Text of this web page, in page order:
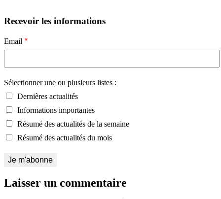
Recevoir les informations
Email *
Sélectionner une ou plusieurs listes :
Dernières actualités
Informations importantes
Résumé des actualités de la semaine
Résumé des actualités du mois
Laisser un commentaire